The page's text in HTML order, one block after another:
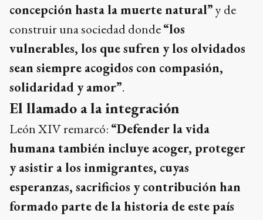
concepción hasta la muerte natural”y de
construir una sociedad donde“los
vulnerables, los que sufren y los olvidados
sean siempre acogidos con compasión,
solidaridad y amor”.
El llamado a la integración
León XIV remarcó: “Defender la vida
humana también incluye acoger, proteger
y asistir a los inmigrantes, cuyas
esperanzas, sacrificios y contribución han
formado parte de la historia de este país